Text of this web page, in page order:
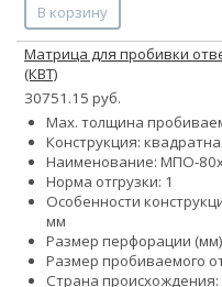
В корзину
Матрица для пробивки
(КВТ)
30751.15 руб.
Max. толщина
Конструкция:
Наименование: МПО-
Норма отгрузки: 1
Особенности
мм
Размер перфорации
Размер пробиваемого
Страна происхождения: